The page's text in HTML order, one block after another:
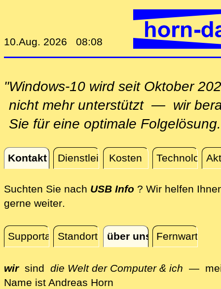
10.Aug. 2026 08:08
"Windows-10 wird seit Oktober
nicht mehr unterstützt — wir
Sie für eine optimale
Kontakt Dienstleistungen
Kosten Technologie
Kontakt
Suchten Sie nach USB Info ? Wir helfen
gerne weiterdirekt an Ihrem Standort, per
.
Supportanfrage
Standort über uns Fernwartung
über uns
wirsind die Welt der Computer & ich —
Name ist Andreas Horn